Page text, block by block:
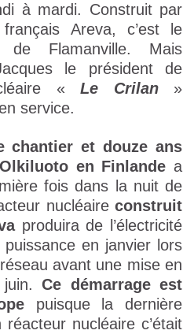
à mardi. Construit par
français Areva, c’est le
Flamanville. Mais
le président de
«Le Crilan»
service.
chantier et douze ans
en Finlande a
fois dans la nuit de
nucléaire construit
produira de l’électricité
en janvier lors
avant une mise en
Ce démarrage est
puisque la dernière
réacteur nucléaire c’était